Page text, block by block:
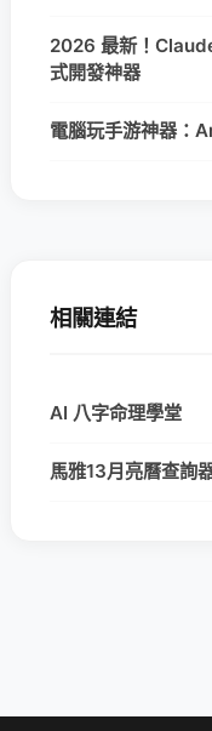
2026 最新！
式開發神器
電腦玩手游神器：
相關連結
AI 八字命理學堂
馬雅13月亮曆查詢